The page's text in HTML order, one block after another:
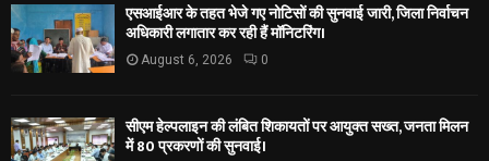
एसआईआर के तहत भेजे गए नोटिसों की सुनवाई जारी, जिला निर्वाचन
अधिकारी लगातार कर रही हैं मॉनिटरिंग।
August 6, 2026 0
सीएम हेल्पलाइन की लंबित शिकायतों पर आयुक्त सख्त, जनता मिलन
में 80 प्रकरणों की सुनवाई।